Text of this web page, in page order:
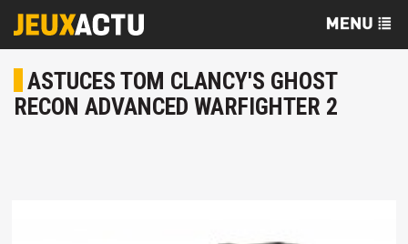
ASTUCES TOM CLANCY'S GHOST
RECON ADVANCED WARFIGHTER 2